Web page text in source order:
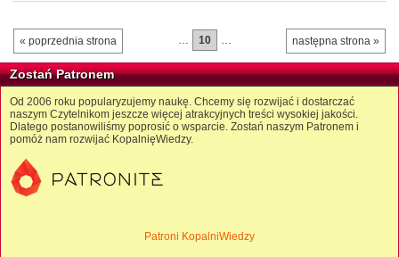
« poprzednia strona następna strona »
… 10 …
Zostań Patronem
Od 2006 roku popularyzujemy naukę. Chcemy się rozwijać i dostarczać
naszym Czytelnikom jeszcze więcej atrakcyjnych treści wysokiej jakości.
Dlatego postanowiliśmy poprosić o wsparcie. Zostań naszym Patronem i
pomóż nam rozwijać KopalnięWiedzy.
Patroni KopalniWiedzy